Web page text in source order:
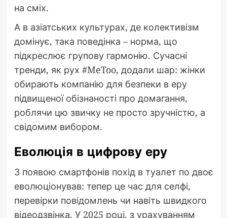
на сміх.
А в азіатських культурах, де колективізм
домінує, така поведінка – норма, що
підкреслює групову гармонію. Сучасні
тренди, як рух #MeToo, додали шар: жінки
обирають компанію для безпеки в еру
підвищеної обізнаності про домагання,
роблячи цю звичку не просто зручністю, а
свідомим вибором.
Еволюція в цифрову еру
З появою смартфонів похід в туалет по двоє
еволюціонував: тепер це час для селфі,
перевірки повідомлень чи навіть швидкого
відеодзвінка. У 2025 році, з урахуванням